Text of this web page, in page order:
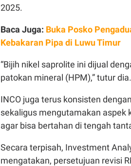
2025.
Baca Juga: Buka Posko
Kebakaran Pipa di Luwu Timur
“Bijih nikel saprolite ini dijual
patokan mineral (HPM),” tutur dia.
INCO juga terus konsisten
sekaligus mengutamakan aspek
agar bisa bertahan di tengah
Secara terpisah, Investment
mengatakan, persetujuan revisi